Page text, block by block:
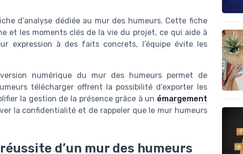
d’analyse dédiée au mur des humeurs. Cette fiche
et les moments clés de la vie du projet, ce qui aide à
expression à des faits concrets, l’équipe évite les
numérique du mur des humeurs permet de
télécharger offrent la possibilité d’exporter les
la gestion de la présence grâce à un émargement
la confidentialité et de rappeler que le mur humeurs
d’un mur des humeurs